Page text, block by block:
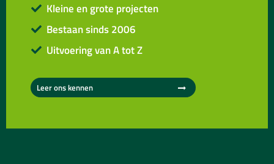
Kleine en grote projecten
Bestaan sinds 2006
Uitvoering van A tot Z
Leer ons kennen